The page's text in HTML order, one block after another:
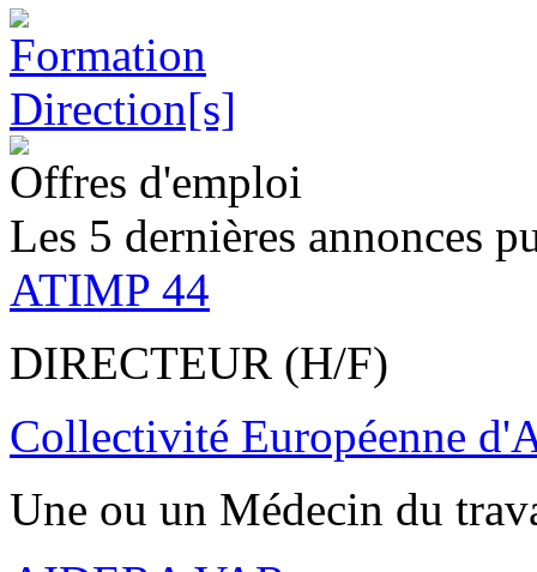
Offres d'emploi
Les 5 dernières annonces
ATIMP 44
DIRECTEUR (H/F)
Collectivité Européenne
Une ou un Médecin du